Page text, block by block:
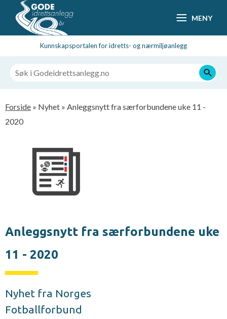
hovedsideinnhold
MENY
Kunnskapsportalen for idretts- og nærmiljøanlegg
Navigasjonssti
Forside Nyhet
Anleggsnytt fra særforbundene uke 11 -
2020
Anleggsnytt fra særforbundene uke
11 - 2020
Nyhet fra Norges
Fotballforbund